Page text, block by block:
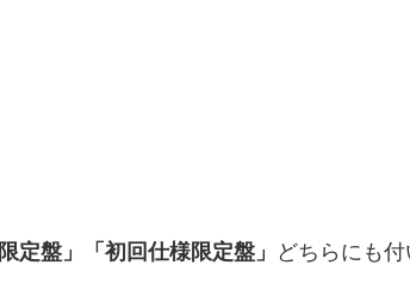
限定盤」「初回仕様限定盤」
どちらにも付